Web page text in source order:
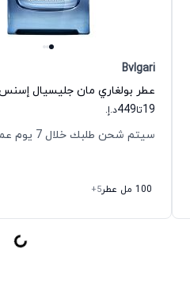
Bvlgari
19تا449د.إ.
سيتم شحن طلبك خلال 7 يوم عمل
100 مل عطر +5